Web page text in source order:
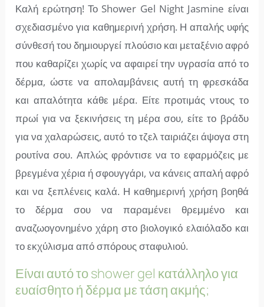
Καλή ερώτηση! Το Shower Gel Night Jasmine είναι
σχεδιασμένο για καθημερινή χρήση. Η απαλής υφής
σύνθεσή του δημιουργεί πλούσιο και μεταξένιο αφρό
που καθαρίζει χωρίς να αφαιρεί την υγρασία από το
δέρμα, ώστε να απολαμβάνεις αυτή τη φρεσκάδα
και απαλότητα κάθε μέρα. Είτε προτιμάς ντους το
πρωί για να ξεκινήσεις τη μέρα σου, είτε το βράδυ
για να χαλαρώσεις, αυτό το τζελ ταιριάζει άψογα στη
ρουτίνα σου. Απλώς φρόντισε να το εφαρμόζεις με
βρεγμένα χέρια ή σφουγγάρι, να κάνεις απαλή αφρό
και να ξεπλένεις καλά. Η καθημερινή χρήση βοηθά
το δέρμα σου να παραμένει θρεμμένο και
αναζωογονημένο χάρη στο βιολογικό ελαιόλαδο και
το εκχύλισμα από σπόρους σταφυλιού.
Είναι αυτό το shower gel κατάλληλο για
ευαίσθητο ή δέρμα με τάση ακμής;